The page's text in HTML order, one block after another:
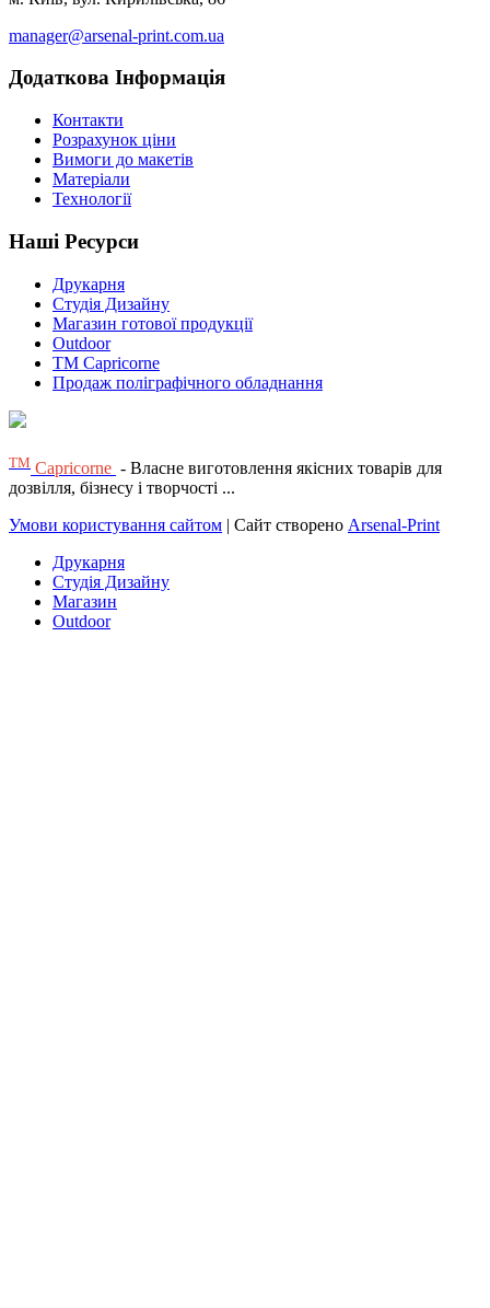
manager@arsenal-print.com.ua
Додаткова Інформація
Контакти
Розрахунок ціни
Вимоги до макетів
Матеріали
Технології
Наші Ресурси
Друкарня
Студія Дизайну
Магазин готової продукції
Outdoor
TM Capricorne
Продаж поліграфічного обладнання
ТМ Capricorne - Власне виготовлення якісних товарів для
дозвілля, бізнесу і творчості ...
Умови користування сайтом | Сайт створено Arsenal-Print
Друкарня
Студія Дизайну
Магазин
Outdoor